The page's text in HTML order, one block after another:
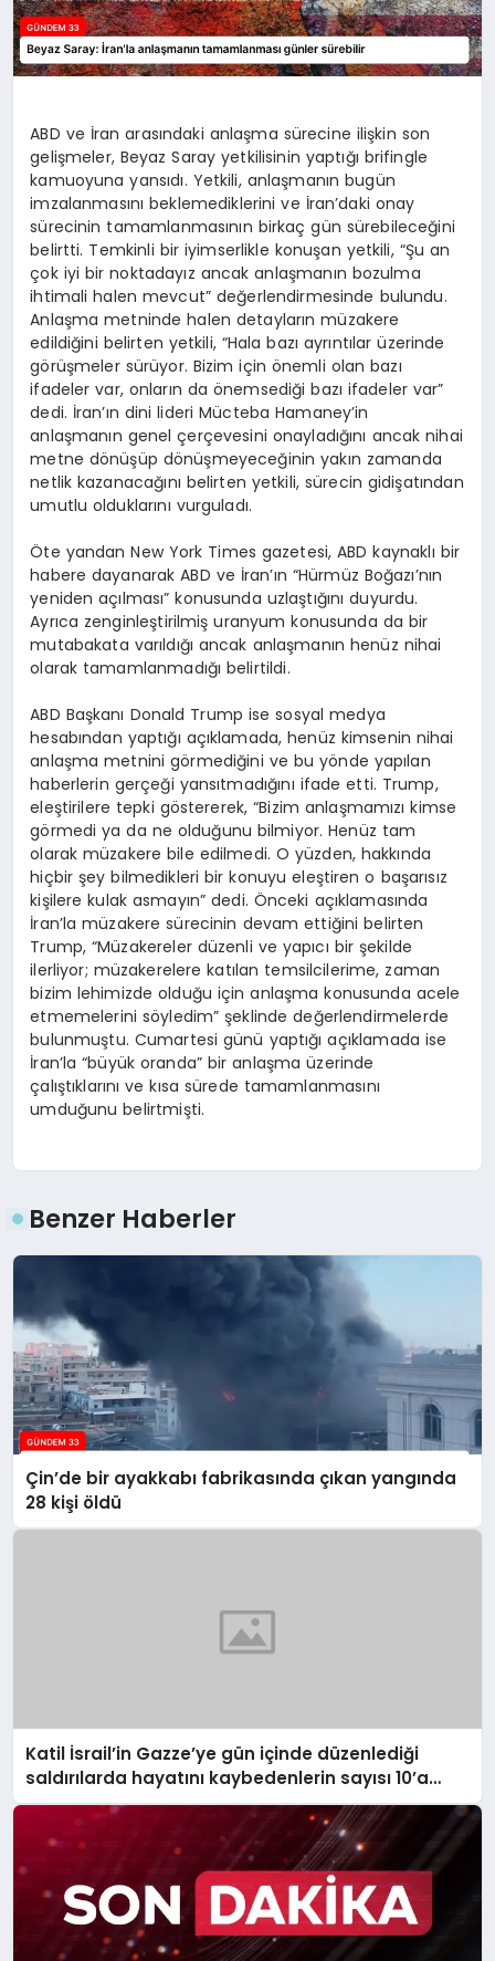
ABD ve İran arasındaki anlaşma sürecine ilişkin son
gelişmeler, Beyaz Saray yetkilisinin yaptığı brifingle
kamuoyuna yansıdı. Yetkili, anlaşmanın bugün
imzalanmasını beklemediklerini ve İran’daki onay
sürecinin tamamlanmasının birkaç gün sürebileceğini
belirtti. Temkinli bir iyimserlikle konuşan yetkili, “Şu an
çok iyi bir noktadayız ancak anlaşmanın bozulma
ihtimali halen mevcut” değerlendirmesinde bulundu.
Anlaşma metninde halen detayların müzakere
edildiğini belirten yetkili, “Hala bazı ayrıntılar üzerinde
görüşmeler sürüyor. Bizim için önemli olan bazı
ifadeler var, onların da önemsediği bazı ifadeler var”
dedi. İran’ın dini lideri Mücteba Hamaney’in
anlaşmanın genel çerçevesini onayladığını ancak nihai
metne dönüşüp dönüşmeyeceğinin yakın zamanda
netlik kazanacağını belirten yetkili, sürecin gidişatından
umutlu olduklarını vurguladı.
Öte yandan New York Times gazetesi, ABD kaynaklı bir
habere dayanarak ABD ve İran’ın “Hürmüz Boğazı’nın
yeniden açılması” konusunda uzlaştığını duyurdu.
Ayrıca zenginleştirilmiş uranyum konusunda da bir
mutabakata varıldığı ancak anlaşmanın henüz nihai
olarak tamamlanmadığı belirtildi.
ABD Başkanı Donald Trump ise sosyal medya
hesabından yaptığı açıklamada, henüz kimsenin nihai
anlaşma metnini görmediğini ve bu yönde yapılan
haberlerin gerçeği yansıtmadığını ifade etti. Trump,
eleştirilere tepki göstererek, “Bizim anlaşmamızı kimse
görmedi ya da ne olduğunu bilmiyor. Henüz tam
olarak müzakere bile edilmedi. O yüzden, hakkında
hiçbir şey bilmedikleri bir konuyu eleştiren o başarısız
kişilere kulak asmayın” dedi. Önceki açıklamasında
İran’la müzakere sürecinin devam ettiğini belirten
Trump, “Müzakereler düzenli ve yapıcı bir şekilde
ilerliyor; müzakerelere katılan temsilcilerime, zaman
bizim lehimizde olduğu için anlaşma konusunda acele
etmemelerini söyledim” şeklinde değerlendirmelerde
bulunmuştu. Cumartesi günü yaptığı açıklamada ise
İran’la “büyük oranda” bir anlaşma üzerinde
çalıştıklarını ve kısa sürede tamamlanmasını
umduğunu belirtmişti.
Benzer Haberler
Çin’de bir ayakkabı fabrikasında çıkan yangında
28 kişi öldü
Katil İsrail’in Gazze’ye gün içinde düzenlediği
saldırılarda hayatını kaybedenlerin sayısı 10’a
yükseldi